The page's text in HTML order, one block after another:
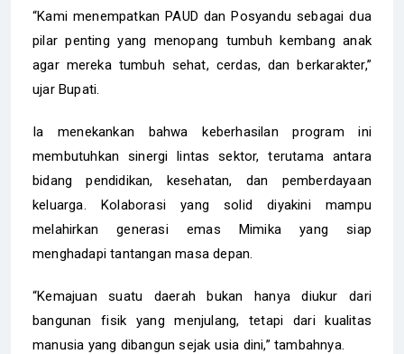
“Kami menempatkan PAUD dan Posyandu sebagai dua
pilar penting yang menopang tumbuh kembang anak
agar mereka tumbuh sehat, cerdas, dan berkarakter,”
ujar Bupati.
Ia menekankan bahwa keberhasilan program ini
membutuhkan sinergi lintas sektor, terutama antara
bidang pendidikan, kesehatan, dan pemberdayaan
keluarga. Kolaborasi yang solid diyakini mampu
melahirkan generasi emas Mimika yang siap
menghadapi tantangan masa depan.
“Kemajuan suatu daerah bukan hanya diukur dari
bangunan fisik yang menjulang, tetapi dari kualitas
manusia yang dibangun sejak usia dini,” tambahnya.